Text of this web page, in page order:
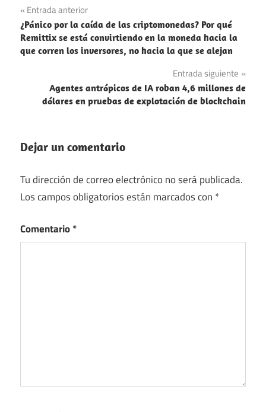
Navegación
de
entradas
Entrada anterior
¿Pánico por la caída de las criptomonedas? Por qué
Remittix se está convirtiendo en la moneda hacia la
que corren los inversores, no hacia la que se alejan
Entrada siguiente
Agentes antrópicos de IA roban 4,6 millones de
dólares en pruebas de explotación de blockchain
Dejar un comentario
Tu dirección de correo electrónico no será publicada.
Los campos obligatorios están marcados con *
Comentario*